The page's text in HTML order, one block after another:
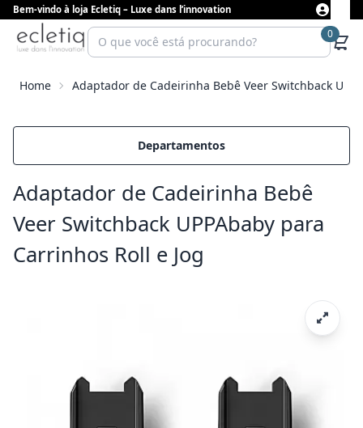
Bem-vindo à loja Ecletiq – Luxe dans l’innovation
0
Home Adaptador de Cadeirinha Bebê Veer Switchback
Departamentos
Adaptador de Cadeirinha Bebê
Veer Switchback UPPAbaby para
Carrinhos Roll e Jog